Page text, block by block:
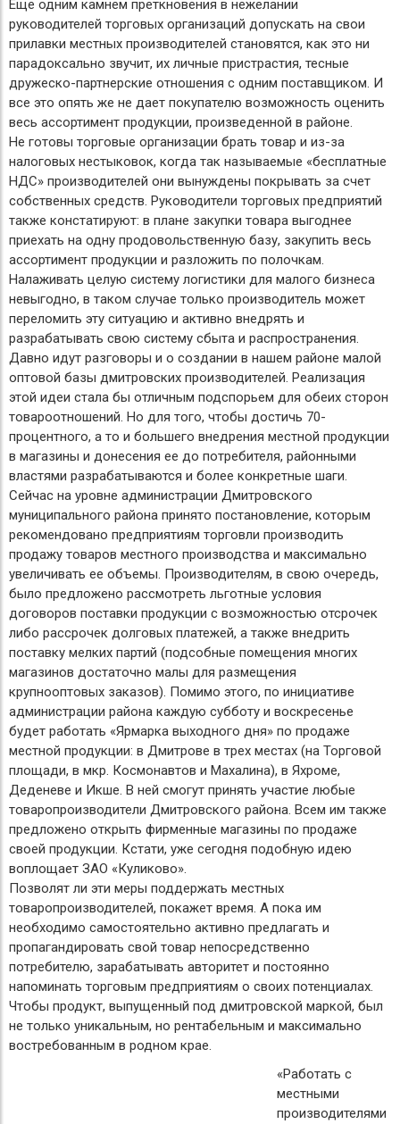
Еще одним камнем преткновения в нежелании
руководителей торговых организаций допускать на свои
прилавки местных производителей становятся, как это ни
парадоксально звучит, их личные пристрастия, тесные
дружеско-партнерские отношения с одним поставщиком. И
все это опять же не дает покупателю возможность оценить
весь ассортимент продукции, произведенной в районе.
Не готовы торговые организации брать товар и из-за
налоговых нестыковок, когда так называемые «бесплатные
НДС» производителей они вынуждены покрывать за счет
собственных средств. Руководители торговых предприятий
также констатируют: в плане закупки товара выгоднее
приехать на одну продовольственную базу, закупить весь
ассортимент продукции и разложить по полочкам.
Налаживать целую систему логистики для малого бизнеса
невыгодно, в таком случае только производитель может
переломить эту ситуацию и активно внедрять и
разрабатывать свою систему сбыта и распространения.
Давно идут разговоры и о создании в нашем районе малой
оптовой базы дмитровских производителей. Реализация
этой идеи стала бы отличным подспорьем для обеих сторон
товароотношений. Но для того, чтобы достичь 70-
процентного, а то и большего внедрения местной продукции
в магазины и донесения ее до потребителя, районными
властями разрабатываются и более конкретные шаги.
Сейчас на уровне администрации Дмитровского
муниципального района принято постановление, которым
рекомендовано предприятиям торговли производить
продажу товаров местного производства и максимально
увеличивать ее объемы. Производителям, в свою очередь,
было предложено рассмотреть льготные условия
договоров поставки продукции с возможностью отсрочек
либо рассрочек долговых платежей, а также внедрить
поставку мелких партий (подсобные помещения многих
магазинов достаточно малы для размещения
крупнооптовых заказов). Помимо этого, по инициативе
администрации района каждую субботу и воскресенье
будет работать «Ярмарка выходного дня» по продаже
местной продукции: в Дмитрове в трех местах (на Торговой
площади, в мкр. Космонавтов и Махалина), в Яхроме,
Деденеве и Икше. В ней смогут принять участие любые
товаропроизводители Дмитровского района. Всем им также
предложено открыть фирменные магазины по продаже
своей продукции. Кстати, уже сегодня подобную идею
воплощает ЗАО «Куликово».
Позволят ли эти меры поддержать местных
товаропроизводителей, покажет время. А пока им
необходимо самостоятельно активно предлагать и
пропагандировать свой товар непосредственно
потребителю, зарабатывать авторитет и постоянно
напоминать торговым предприятиям о своих потенциалах.
Чтобы продукт, выпущенный под дмитровской маркой, был
не только уникальным, но рентабельным и максимально
востребованным в родном крае.
«Работать с
местными
производителями